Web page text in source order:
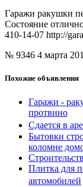
Гаражи ракушки
Состояние
410-14-07 http://
№ 9346 4 марта
Похожие объявления
Гаражи -
протвино
Сдается в
Бытовки
коломне
Плитка для
автомобилей